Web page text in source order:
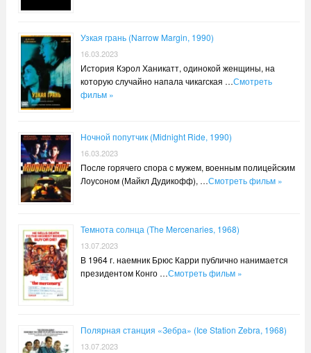
Узкая грань (Narrow Margin, 1990)
16.03.2023
История Кэрол Ханикатт, одинокой женщины, на
которую случайно напала чикагская …Смотреть
фильм »
Ночной попутчик (Midnight Ride, 1990)
16.03.2023
После горячего спора с мужем, военным полицейским
Лоусоном (Майкл Дудикофф), …Смотреть фильм »
Темнота солнца (The Mercenaries, 1968)
13.07.2023
В 1964 г. наемник Брюс Карри публично нанимается
президентом Конго …Смотреть фильм »
Полярная станция «Зебра» (Ice Station Zebra, 1968)
13.07.2023